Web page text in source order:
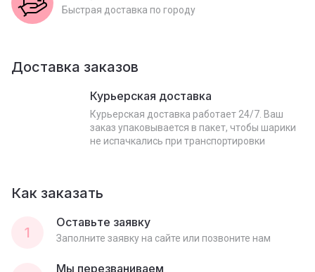
Быстрая доставка по городу
Доставка заказов
Курьерская доставка
Курьерская доставка работает 24/7. Ваш
заказ упаковывается в пакет, чтобы шарики
не испачкались при транспортировки
Как заказать
1
Оставьте заявку
Заполните заявку на сайте или позвоните нам
Мы перезваниваем